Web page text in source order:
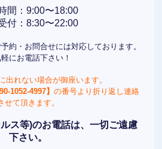
間：9:00〜18:00
付：8:30〜22:00
約・お問合せには対応しております。
にお電話下さい！
出れない場合が御座います。
1052-4997】 の番号より折り返し連絡
せて頂きます。
ス等)のお電話は、一切ご遠慮
下さい。